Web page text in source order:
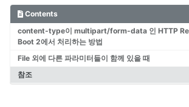
Web
Contents
content-type이 multipart/form-data 인 HTTP
Boot 2에서 처리하는 방법
File 외에 다른 파라미터들이 함께 있을 때
참조